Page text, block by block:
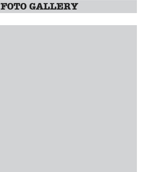
FOTO GALLERY